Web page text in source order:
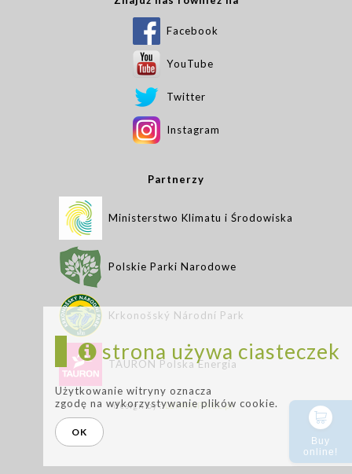
Facebook
YouTube
Twitter
Instagram
Partnerzy
Ministerstwo Klimatu i Środowiska
Polskie Parki Narodowe
Krkonošský Národní Park
TAURON Polska Energia
design by :LEMONPIXEL.pl
strona używa ciasteczek
Użytkowanie witryny oznacza
zgodę na wykorzystywanie plików cookie.
OK
Buy
online!